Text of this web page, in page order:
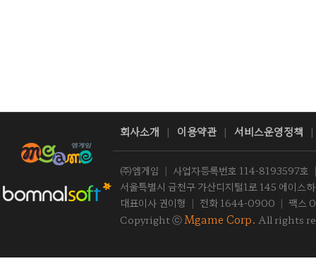
회사소개 | 이용약관 | 서비스운영정책 |
㈜엠게임 | 사업자등록번호 114-8193597호
서울특별시 금천구 가산디지털1로 145 에이스
대표이사 권이형 | 전화 1644-0900 | 팩스
Copyright ⓒ Mgame Corp. All rights